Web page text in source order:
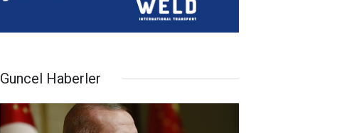
Guncel Haberler